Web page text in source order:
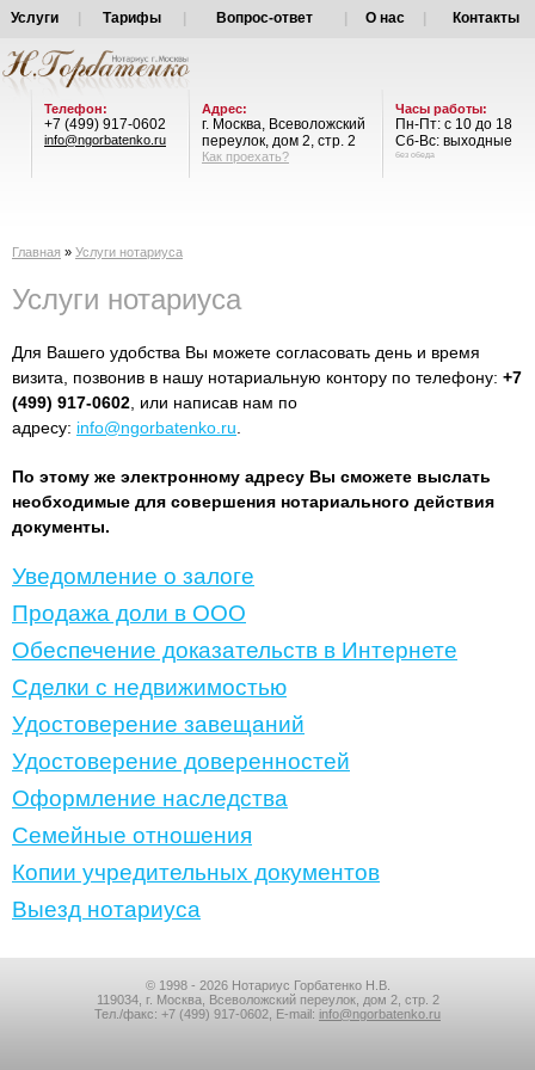
Услуги Тарифы Вопрос-ответ О нас Контакты
Телефон:
+7 (499) 917-0602
info@ngorbatenko.ru
Адрес:
г. Москва, Всеволожский
переулок, дом 2, стр. 2
Как проехать?
Часы работы:
Пн-Пт: с 10 до 18
Сб-Вс: выходные
без обеда
Главная » Услуги нотариуса
Услуги нотариуса
Для Вашего удобства Вы можете согласовать день и время
визита, позвонив в нашу нотариальную контору по телефону: +7
(499) 917-0602 , или написав нам по
адресу: info@ngorbatenko.ru
По этому же электронному адресу Вы сможете выслать
необходимые для совершения нотариального действия
документы.
Уведомление о залоге
Продажа доли в ООО
Обеспечение доказательств в Интернете
Сделки с недвижимостью
Удостоверение завещаний
Удостоверение доверенностей
Оформление наследства
Семейные отношения
Копии учредительных документов
Выезд нотариуса
© 1998 - 2026 Нотариус Горбатенко Н.В.
119034, г. Москва, Всеволожский переулок, дом 2, стр. 2
Тел./факс: +7 (499) 917-0602 , E-mail: info@ngorbatenko.ru